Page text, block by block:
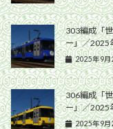
303編成「
ー」／2025
2025年9月
306編成「
ー」／2025
2025年9月